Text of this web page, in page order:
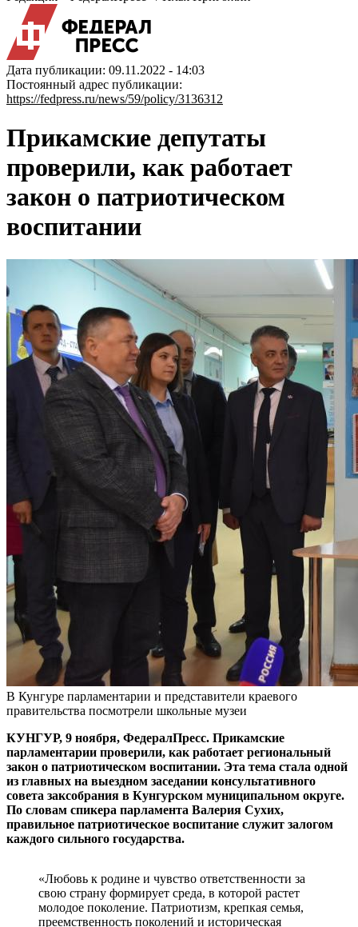
Дата публикации: 09.11.2022 - 14:03
Постоянный адрес публикации:
https://fedpress.ru/news/59/policy/3136312
Прикамские депутаты
проверили, как работает
закон о патриотическом
воспитании
В Кунгуре парламентарии и представители краевого
правительства посмотрели школьные музеи
КУНГУР, 9 ноября, ФедералПресс. Прикамские
парламентарии проверили, как работает региональный
закон о патриотическом воспитании. Эта тема стала одной
из главных на выездном заседании консультативного
совета заксобрания в Кунгурском муниципальном округе.
По словам спикера парламента Валерия Сухих,
правильное патриотическое воспитание служит залогом
каждого сильного государства.
«Любовь к родине и чувство ответственности за
свою страну формирует среда, в которой растет
молодое поколение. Патриотизм, крепкая семья,
преемственность поколений и историческая